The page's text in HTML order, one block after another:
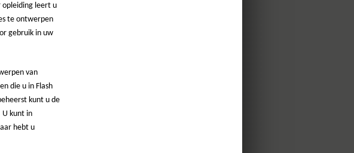
opleiding leert u
te ontwerpen
gebruik in uw
van
die u in Flash
kunt u de
U kunt in
hebt u